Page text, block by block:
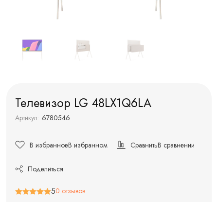
Телевизор LG 48LX1Q6LA
Артикул: 6780546
В избранноеВ избранном СравнитьВ сравнении
Поделиться
50 отзывов